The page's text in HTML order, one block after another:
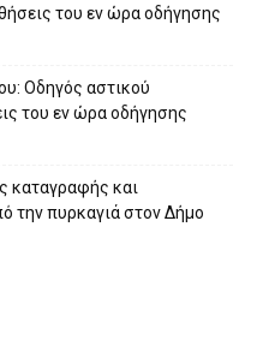
του εν ώρα οδήγησης
Οδηγός αστικού
του εν ώρα οδήγησης
καταγραφής και
την πυρκαγιά στον Δήμο